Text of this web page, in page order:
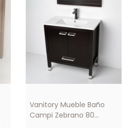
Vanitory Mueble Baño
Campi Zebrano 80